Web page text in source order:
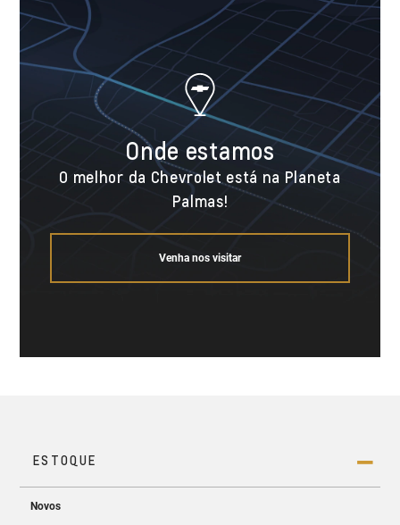
Onde estamos
O melhor da Chevrolet está na Planeta
Palmas!
Venha nos visitar